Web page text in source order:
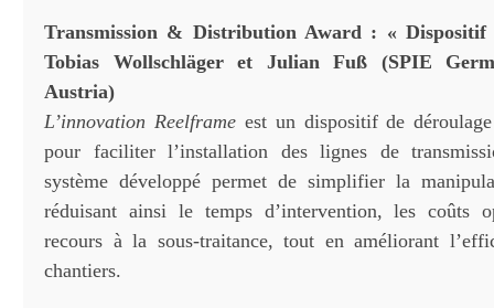
Transmission & Distribution Award : « Dispositif
Tobias Wollschläger et Julian Fuß (SPIE
Austria)
L’innovation Reelframeest un dispositif de
pour faciliter l’installation des lignes de
système développé permet de simplifier la
réduisant ainsi le temps d’intervention, les coûts
recours à la sous-traitance, tout en améliorant
chantiers.